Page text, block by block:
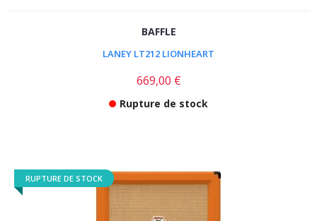
BAFFLE
LANEY LT212 LIONHEART
669,00 €
Rupture de stock
RUPTURE DE STOCK